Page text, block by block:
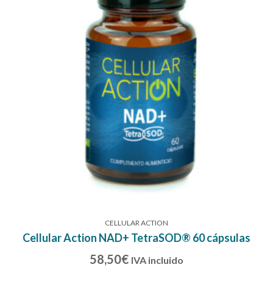
CELLULAR ACTION
Cellular Action NAD+ TetraSOD® 60 cápsulas
58,50€ IVA incluido